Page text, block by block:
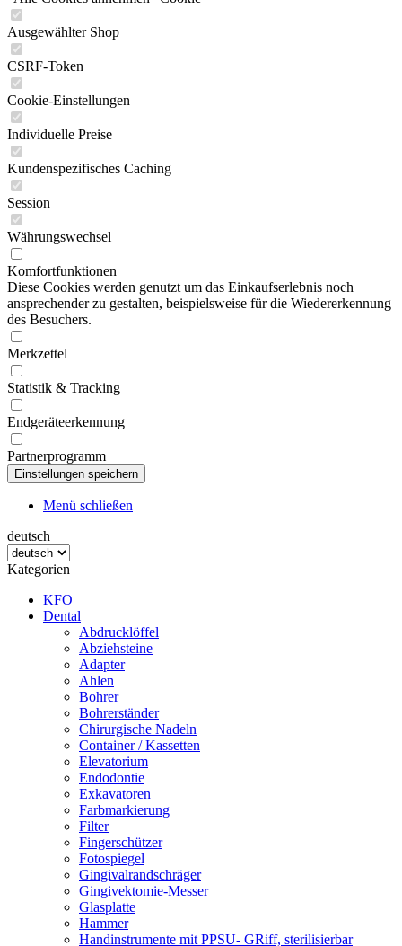
Ausgewählter Shop
CSRF-Token
Cookie-Einstellungen
Individuelle Preise
Kundenspezifisches Caching
Session
Währungswechsel
Komfortfunktionen
Diese Cookies werden genutzt um das Einkaufserlebnis noch
ansprechender zu gestalten, beispielsweise für die Wiedererkennung
des Besuchers.
Merkzettel
Statistik & Tracking
Endgeräteerkennung
Partnerprogramm
Menü schließen
deutsch
Kategorien
KFO
Dental
Abdrucklöffel
Abziehsteine
Adapter
Ahlen
Bohrer
Bohrerständer
Chirurgische Nadeln
Container / Kassetten
Elevatorium
Endodontie
Exkavatoren
Farbmarkierung
Filter
Fingerschützer
Fotospiegel
Gingivalrandschräger
Gingivektomie-Messer
Glasplatte
Hammer
Handinstrumente mit PPSU- GRiff, sterilisierbar